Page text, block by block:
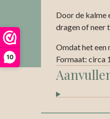
10
Door de kalme
dragen of neer
Omdat het een
Formaat: circa